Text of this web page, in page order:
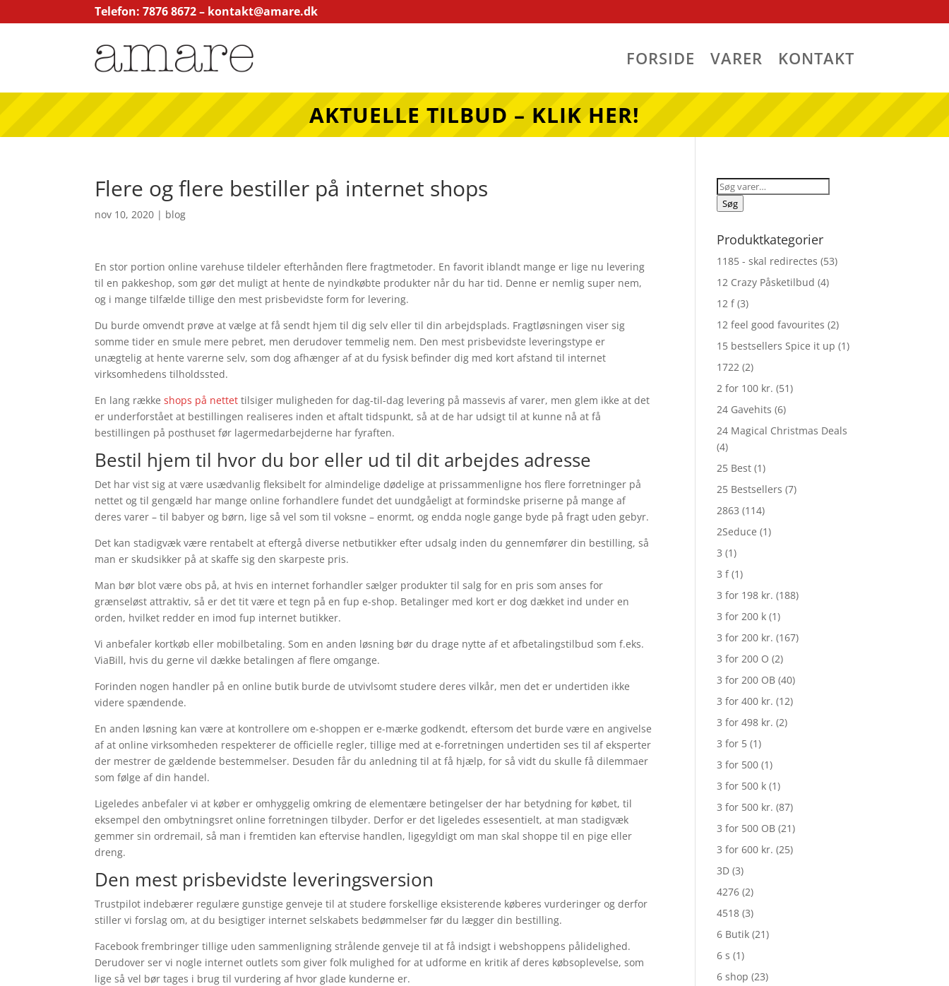
Telefon: 7876 8672 – kontakt@amare.dk
FORSIDE VARER KONTAKT
AKTUELLE TILBUD – KLIK HER!
Flere og flere bestiller på internet shops
nov 10, 2020 | blog
En stor portion online varehuse tildeler efterhånden flere fragtmetoder. En favorit iblandt mange er lige nu levering
til en pakkeshop, som gør det muligt at hente de nyindkøbte produkter når du har tid. Denne er nemlig super nem,
og i mange tilfælde tillige den mest prisbevidste form for levering.
Du burde omvendt prøve at vælge at få sendt hjem til dig selv eller til din arbejdsplads. Fragtløsningen viser sig
somme tider en smule mere pebret, men derudover temmelig nem. Den mest prisbevidste leveringstype er
unægtelig at hente varerne selv, som dog afhænger af at du fysisk befinder dig med kort afstand til internet
virksomhedens tilholdssted.
En lang rækkeshops på nettet tilsiger muligheden for dag-til-dag levering på massevis af varer, men glem ikke at det
er underforstået at bestillingen realiseres inden et aftalt tidspunkt, så at de har udsigt til at kunne nå at få
bestillingen på posthuset før lagermedarbejderne har fyraften.
Bestil hjem til hvor du bor eller ud til dit arbejdes adresse
Det har vist sig at være usædvanlig fleksibelt for almindelige dødelige at prissammenligne hos flere forretninger på
nettet og til gengæld har mange online forhandlere fundet det uundgåeligt at formindske priserne på mange af
deres varer – til babyer og børn, lige så vel som til voksne – enormt, og endda nogle gange byde på fragt uden gebyr.
Det kan stadigvæk være rentabelt at eftergå diverse netbutikker efter udsalg inden du gennemfører din bestilling, så
man er skudsikker på at skaffe sig den skarpeste pris.
Man bør blot være obs på, at hvis en internet forhandler sælger produkter til salg for en pris som anses for
grænseløst attraktiv, så er det tit være et tegn på en fup e-shop. Betalinger med kort er dog dækket ind under en
orden, hvilket redder en imod fup internet butikker.
Vi anbefaler kortkøb eller mobilbetaling. Som en anden løsning bør du drage nytte af et afbetalingstilbud som f.eks.
ViaBill, hvis du gerne vil dække betalingen af flere omgange.
Forinden nogen handler på en online butik burde de utvivlsomt studere deres vilkår, men det er undertiden ikke
videre spændende.
En anden løsning kan være at kontrollere om e-shoppen er e-mærke godkendt, eftersom det burde være en angivelse
af at online virksomheden respekterer de officielle regler, tillige med at e-forretningen undertiden ses til af eksperter
der mestrer de gældende bestemmelser. Desuden får du anledning til at få hjælp, for så vidt du skulle få dilemmaer
som følge af din handel.
Ligeledes anbefaler vi at køber er omhyggelig omkring de elementære betingelser der har betydning for købet, til
eksempel den ombytningsret online forretningen tilbyder. Derfor er det ligeledes essesentielt, at man stadigvæk
gemmer sin ordremail, så man i fremtiden kan eftervise handlen, ligegyldigt om man skal shoppe til en pige eller
dreng.
Den mest prisbevidste leveringsversion
Trustpilot indebærer regulære gunstige genveje til at studere forskellige eksisterende køberes vurderinger og derfor
stiller vi forslag om, at du besigtiger internet selskabets bedømmelser før du lægger din bestilling.
Facebook frembringer tillige uden sammenligning strålende genveje til at få indsigt i webshoppens pålidelighed.
Derudover ser vi nogle internet outlets som giver folk mulighed for at udforme en kritik af deres købsoplevelse, som
lige så vel bør tages i brug til vurdering af hvor glade kunderne er.
Søg
efter:
Søg
Produktkategorier
1185 - skal redirectes (53)
12 Crazy Påsketilbud (4)
12 f (3)
12 feel good favourites (2)
15 bestsellers Spice it up (1)
1722 (2)
2 for 100 kr. (51)
24 Gavehits (6)
24 Magical Christmas Deals
(4)
25 Best (1)
25 Bestsellers (7)
2863 (114)
2Seduce (1)
3 (1)
3 f (1)
3 for 198 kr. (188)
3 for 200 k (1)
3 for 200 kr. (167)
3 for 200 O (2)
3 for 200 OB (40)
3 for 400 kr. (12)
3 for 498 kr. (2)
3 for 5 (1)
3 for 500 (1)
3 for 500 k (1)
3 for 500 kr. (87)
3 for 500 OB (21)
3 for 600 kr. (25)
3D (3)
4276 (2)
4518 (3)
6 Butik (21)
6 s (1)
6 shop (23)